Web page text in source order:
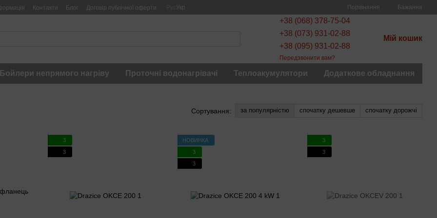
Контакти Блог Договір публічної оферти Укр Порівняння Бажання
+38 (068) 378-75-04
+38 (073) 931-02-88
+38 (095) 931-02-88
Передзвонити вам?
Мій кошик
Бойлери непрямого нагріву Проточні водонагрівачі Теплоакумулятори Додаткове обладнання
Сортування: за популярністю спочатку дешевше спочатку дорожчі
3
3
НОВИНКА
3
3
3
3